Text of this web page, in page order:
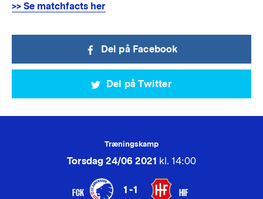
>> Se matchfacts her
Del på Facebook
Del på Twitter
Træningskamp
Torsdag 24/06 2021 kl. 14:00
FCK 1-1 HIF